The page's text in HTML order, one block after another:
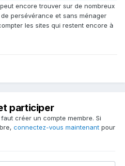
encore trouver sur de nombreux
persévérance et sans ménager
les sites qui restent encore à
participer
créer un compte membre. Si
connectez-vous maintenant pour